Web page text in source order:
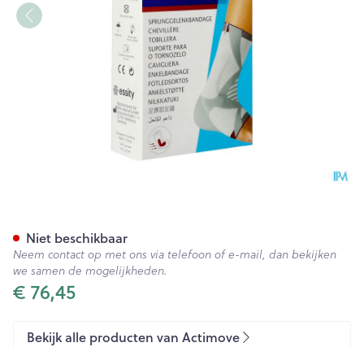
€ 76,45
Niet beschikbaar
Neem contact op met ons via telefoon of e-mail, dan bekijken
we samen de mogelijkheden.
Bekijk alle producten van Actimove